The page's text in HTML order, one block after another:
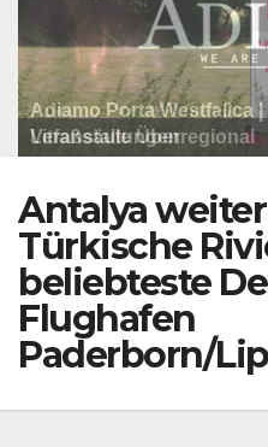
Programm der Komödie
Litfaßsäule Überregional
Adiamo Porta Westfalica
Veranstaltungen
Litfaßsäule Überregional
Litfaßsäule Überregional
Antalya
Türkische
beliebteste
Flughafen
Paderborn/